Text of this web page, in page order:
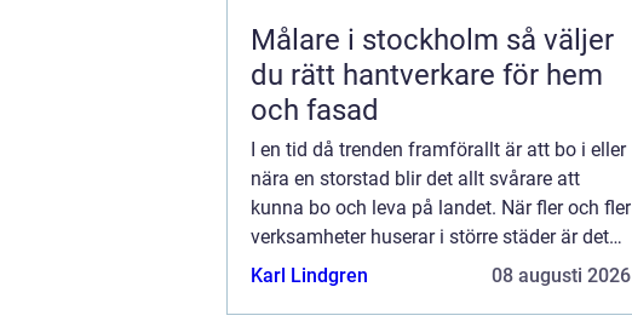
Målare i stockholm så väljer
du rätt hantverkare för hem
och fasad
I en tid då trenden framförallt är att bo i eller
nära en storstad blir det allt svårare att
kunna bo och leva på landet. När fler och fler
verksamheter huserar i större städer är det
inte så...
Karl Lindgren 08 augusti 2026